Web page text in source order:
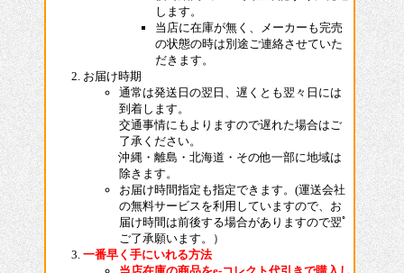
します。
当店に在庫が無く、メーカーも完売
の状態の時は別途ご連絡させていた
だきます。
お届け時期
通常は発送日の翌日、遅くとも翌々日には
到着します。
交通事情にもよりますので遅れた場合はご
了承ください。
沖縄・離島・北海道・その他一部に地域は
除きます。
お届け時間指定も指定できます。(運送会社
の無料サービスを利用していますので、お
届け時間は前後する場合がありますので翌ﾟ
ご了承願います。）
一番早く手にいれる方法